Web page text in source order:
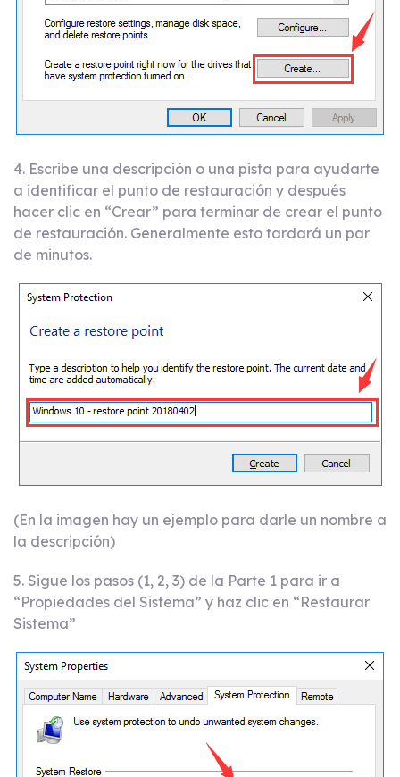
4. Escribe una descripción o una pista para ayudarte
a identificar el punto de restauración y después
hacer clic en “Crear” para terminar de crear el punto
de restauración. Generalmente esto tardará un par
de minutos.
(En la imagen hay un ejemplo para darle un nombre a
la descripción)
5. Sigue los pasos (1, 2, 3) de la Parte 1 para ir a
“Propiedades del Sistema” y haz clic en “Restaurar
Sistema”